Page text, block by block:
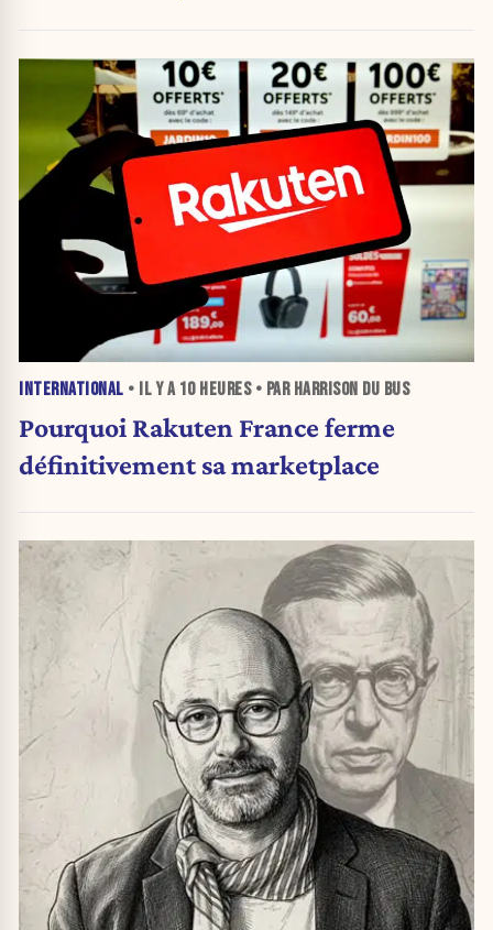
INTERNATIONAL • IL Y A 10 HEURES• PAR HARRISON DU BUS
Pourquoi Rakuten France ferme
définitivement sa marketplace